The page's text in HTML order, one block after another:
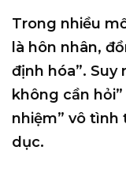
Trong nhiều
là hôn nhân,
định hóa”. Suy
không cần
nhiệm” vô tình
dục.